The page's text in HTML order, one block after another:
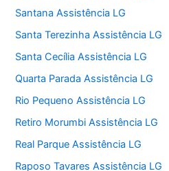
Santana Assistência LG
Santa Terezinha Assistência LG
Santa Cecília Assistência LG
Quarta Parada Assistência LG
Rio Pequeno Assistência LG
Retiro Morumbi Assistência LG
Real Parque Assistência LG
Raposo Tavares Assistência LG